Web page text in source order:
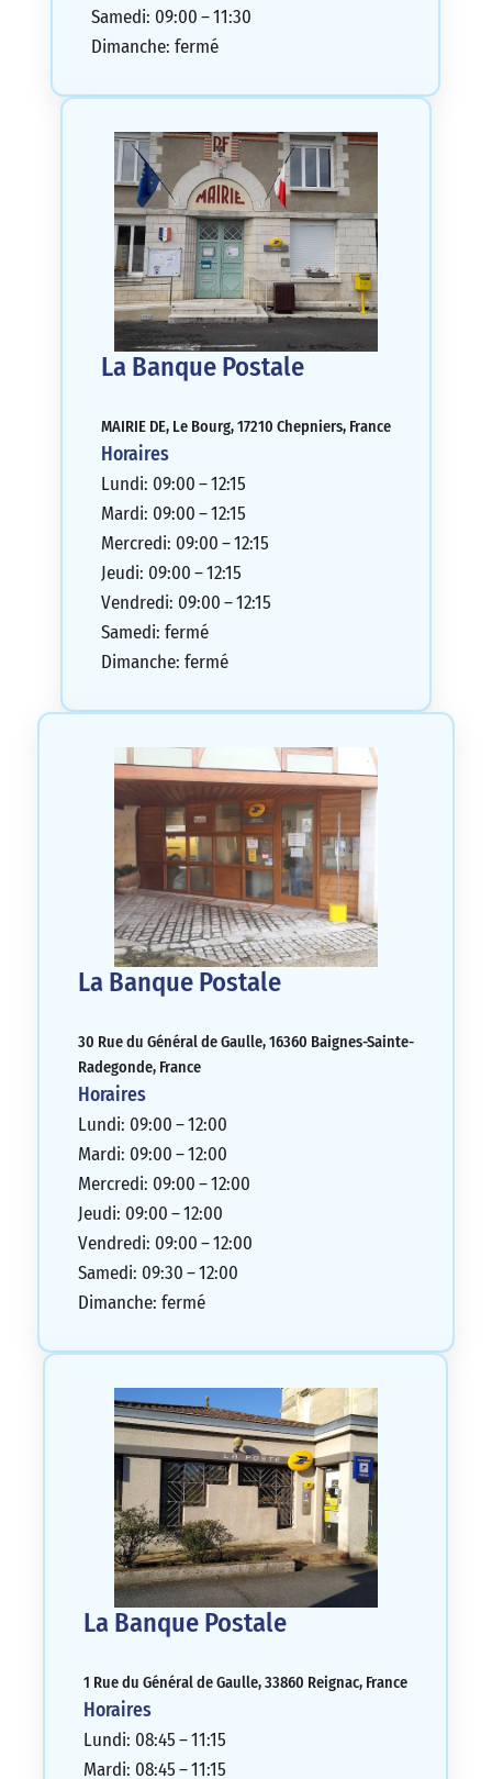
Samedi: 09:00 – 11:30
Dimanche: fermé
La Banque Postale
MAIRIE DE, Le Bourg, 17210 Chepniers, France
Horaires
Lundi: 09:00 – 12:15
Mardi: 09:00 – 12:15
Mercredi: 09:00 – 12:15
Jeudi: 09:00 – 12:15
Vendredi: 09:00 – 12:15
Samedi: fermé
Dimanche: fermé
La Banque Postale
30 Rue du Général de Gaulle, 16360 Baignes-Sainte-
Radegonde, France
Horaires
Lundi: 09:00 – 12:00
Mardi: 09:00 – 12:00
Mercredi: 09:00 – 12:00
Jeudi: 09:00 – 12:00
Vendredi: 09:00 – 12:00
Samedi: 09:30 – 12:00
Dimanche: fermé
La Banque Postale
1 Rue du Général de Gaulle, 33860 Reignac, France
Horaires
Lundi: 08:45 – 11:15
Mardi: 08:45 – 11:15